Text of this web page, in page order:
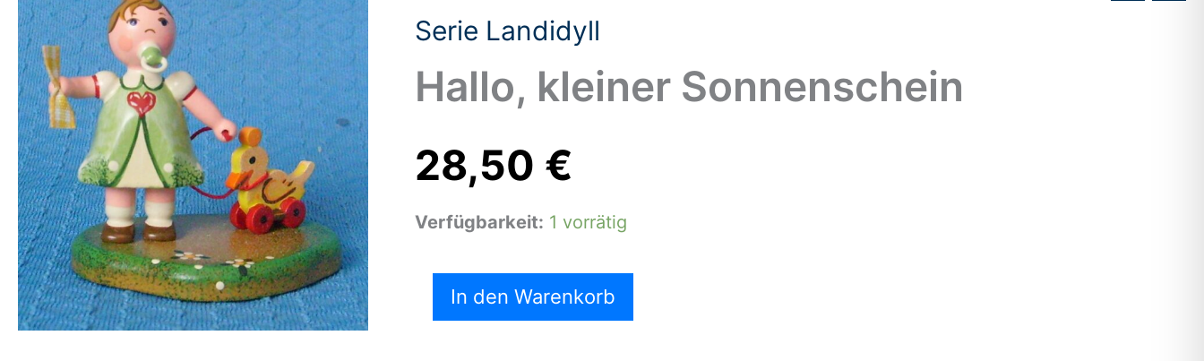
Serie Landidyll
Hallo, kleiner Sonnenschein
28,50 €
Verfügbarkeit: 1 vorrätig
Menge
In den Warenkorb